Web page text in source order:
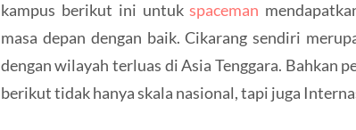
kampus berikut ini untukspaceman
masa depan dengan baik. Cikarang sendiri
dengan wilayah terluas di Asia Tenggara. Bahkan
berikut tidak hanya skala nasional, tapi juga